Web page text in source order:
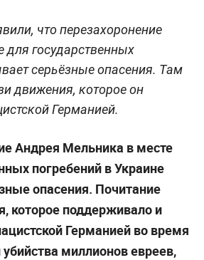
что перезахоронение
для государственных
серьёзные опасения. Там
движения, которое он
Германией.
Андрея Мельника в месте
погребений в Украине
опасения. Почитание
которое поддерживало и
Германией во время
миллионов евреев,